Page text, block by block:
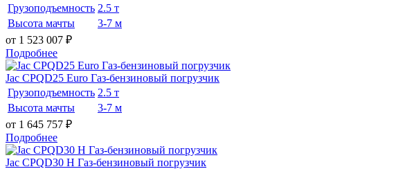
Грузоподъемность 2.5 т
Высота мачты
3-7 м
от 1 523 007 ₽
Подробнее
Jac CPQD25 Euro Газ-бензиновый погрузчик
Грузоподъемность 2.5 т
Высота мачты
3-7 м
от 1 645 757 ₽
Подробнее
Jac CPQD30 H Газ-бензиновый погрузчик